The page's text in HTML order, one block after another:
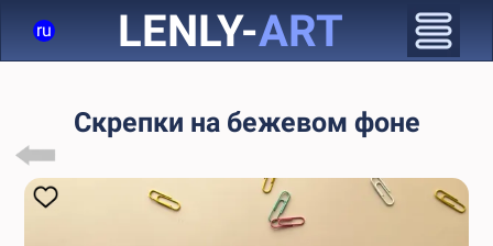
ru LENLY-ART
Скрепки на бежевом фоне